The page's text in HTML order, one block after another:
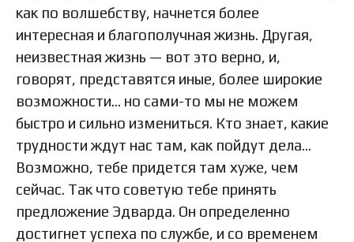
как по волшебству, начнется более
интересная и благополучная жизнь. Другая,
неизвестная жизнь — вот это верно, и,
говорят, представятся иные, более широкие
возможности… но сами-то мы не можем
быстро и сильно измениться. Кто знает, какие
трудности ждут нас там, как пойдут дела…
Возможно, тебе придется там хуже, чем
сейчас. Так что советую тебе принять
предложение Эдварда. Он определенно
достигнет успеха по службе, и со временем